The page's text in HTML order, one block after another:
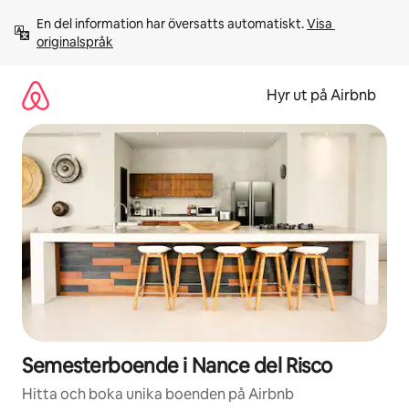
innehåll
En del information har översatts automatiskt. Visa
originalspråk
Hyr ut på Airbnb
Semesterboende i Nance del Risco
Hitta och boka unika boenden på Airbnb